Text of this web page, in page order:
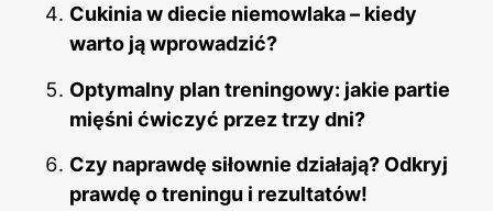
Cukinia w diecie niemowlaka – kiedy
warto ją wprowadzić?
Optymalny plan treningowy: jakie partie
mięśni ćwiczyć przez trzy dni?
Czy naprawdę siłownie działają? Odkryj
prawdę o treningu i rezultatów!